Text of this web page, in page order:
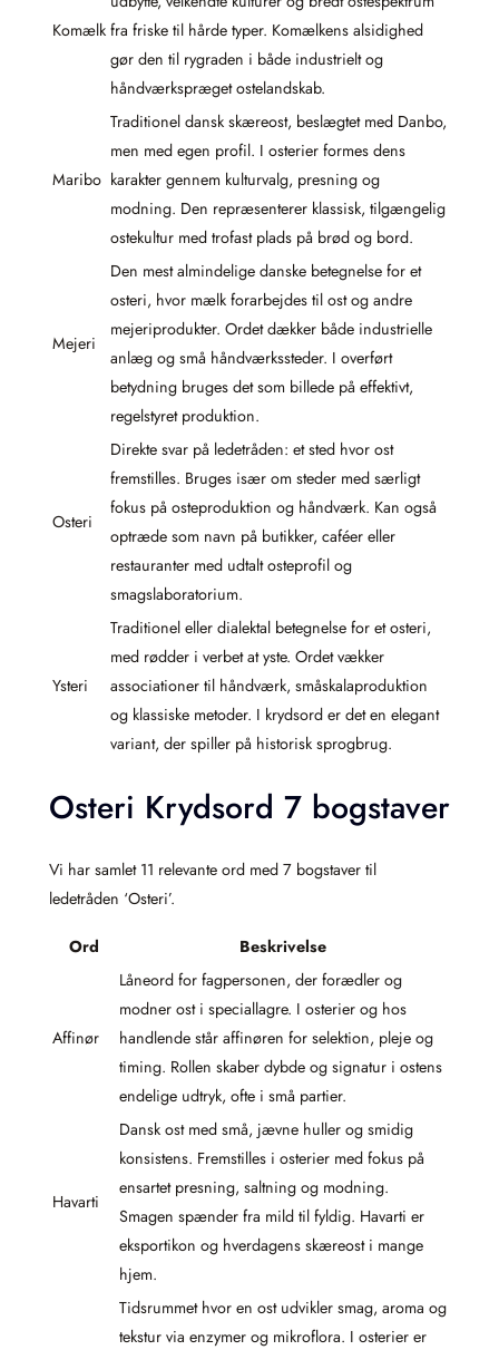
Komælk fra friske til hårde typer. Komælkens alsidighed
gør den til rygraden i både industrielt og
håndværkspræget ostelandskab.
Maribo
Traditionel dansk skæreost, beslægtet med Danbo,
men med egen profil. I osterier formes dens
karakter gennem kulturvalg, presning og
modning. Den repræsenterer klassisk, tilgængelig
ostekultur med trofast plads på brød og bord.
Mejeri
Den mest almindelige danske betegnelse for et
osteri, hvor mælk forarbejdes til ost og andre
mejeriprodukter. Ordet dækker både industrielle
anlæg og små håndværkssteder. I overført
betydning bruges det som billede på effektivt,
regelstyret produktion.
Osteri
Direkte svar på ledetråden: et sted hvor ost
fremstilles. Bruges især om steder med særligt
fokus på osteproduktion og håndværk. Kan også
optræde som navn på butikker, caféer eller
restauranter med udtalt osteprofil og
smagslaboratorium.
Ysteri
Traditionel eller dialektal betegnelse for et osteri,
med rødder i verbet at yste. Ordet vækker
associationer til håndværk, småskalaproduktion
og klassiske metoder. I krydsord er det en elegant
variant, der spiller på historisk sprogbrug.
Osteri Krydsord 7 bogstaver
Vi har samlet 11 relevante ord med 7 bogstaver til
ledetråden ‘Osteri’.
Ord Beskrivelse
Affinør
Låneord for fagpersonen, der forædler og
modner ost i speciallagre. I osterier og hos
handlende står affinøren for selektion, pleje og
timing. Rollen skaber dybde og signatur i ostens
endelige udtryk, ofte i små partier.
Havarti
Dansk ost med små, jævne huller og smidig
konsistens. Fremstilles i osterier med fokus på
ensartet presning, saltning og modning.
Smagen spænder fra mild til fyldig. Havarti er
eksportikon og hverdagens skæreost i mange
hjem.
Tidsrummet hvor en ost udvikler smag, aroma og
tekstur via enzymer og mikroflora. I osterier er